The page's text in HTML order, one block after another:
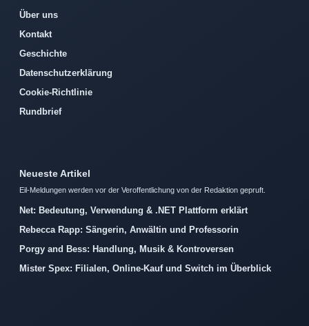
Über uns
Kontakt
Geschichte
Datenschutzerklärung
Cookie-Richtlinie
Rundbrief
Neueste Artikel
Eil-Meldungen werden vor der Veroffentlichung von der Redaktion gepruft.
Net: Bedeutung, Verwendung & .NET Plattform erklärt
Rebecca Rapp: Sängerin, Anwältin und Professorin
Porgy and Bess: Handlung, Musik & Kontroversen
Mister Spex: Filialen, Online-Kauf und Switch im Überblick